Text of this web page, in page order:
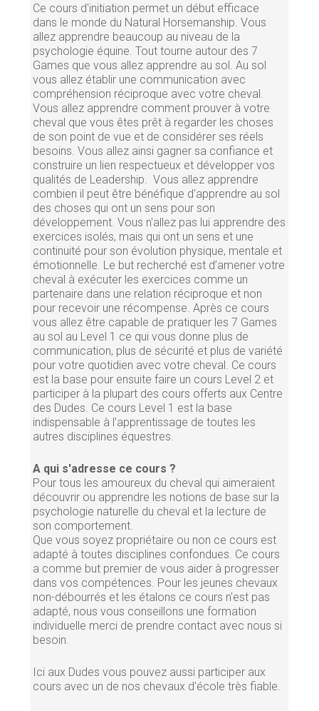
Ce cours d'initiation permet un début efficace
dans le monde du Natural Horsemanship. Vous
allez apprendre beaucoup au niveau de la
psychologie équine. Tout tourne autour des 7
Games que vous allez apprendre au sol. Au sol
vous allez établir une communication avec
compréhension réciproque avec votre cheval.
Vous allez apprendre comment prouver à votre
cheval que vous êtes prêt à regarder les choses
de son point de vue et de considérer ses réels
besoins. Vous allez ainsi gagner sa confiance et
construire un lien respectueux et développer vos
qualités de Leadership. Vous allez apprendre
combien il peut être bénéfique d'apprendre au sol
des choses qui ont un sens pour son
développement. Vous n'allez pas lui apprendre des
exercices isolés, mais qui ont un sens et une
continuité pour son évolution physique, mentale et
émotionnelle. Le but recherché est d’amener votre
cheval à exécuter les exercices comme un
partenaire dans une relation réciproque et non
pour recevoir une récompense. Après ce cours
vous allez être capable de pratiquer les 7 Games
au sol au Level 1 ce qui vous donne plus de
communication, plus de sécurité et plus de variété
pour votre quotidien avec votre cheval. Ce cours
est la base pour ensuite faire un cours Level 2 et
participer à la plupart des cours offerts aux Centre
des Dudes. Ce cours Level 1 est la base
indispensable à l’apprentissage de toutes les
autres disciplines équestres.
A qui s'adresse ce cours ?
Pour tous les amoureux du cheval qui aimeraient
découvrir ou apprendre les notions de base sur la
psychologie naturelle du cheval et la lecture de
son comportement.
Que vous soyez propriétaire ou non ce cours est
adapté à toutes disciplines confondues. Ce cours
a comme but premier de vous aider à progresser
dans vos compétences. Pour les jeunes chevaux
non-débourrés et les étalons ce cours n'est pas
adapté, nous vous conseillons une formation
individuelle merci de prendre contact avec nous si
besoin.
Ici aux Dudes vous pouvez aussi participer aux
cours avec un de nos chevaux d'école très fiable.